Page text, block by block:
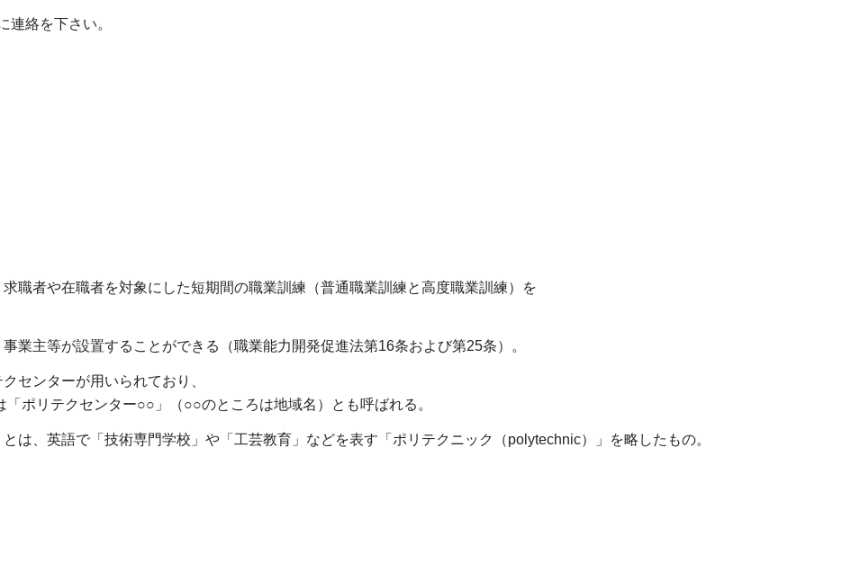
連絡を下さい。
求職者や在職者を対象にした短期間の職業訓練（普通職業訓練と高度職業訓練）を
業主等が設置することができる（職業能力開発促進法第16条および第25条）。
センターが用いられており、
「ポリテクセンター○○」（○○のところは地域名）とも呼ばれる。
は、英語で「技術専門学校」や「工芸教育」などを表す「ポリテクニック（polytechnic）」を略したもの。